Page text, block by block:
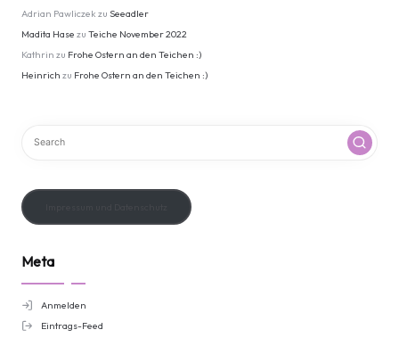
Adrian Pawliczek zu Seeadler
Madita Hase zu Teiche November 2022
Kathrin zu Frohe Ostern an den Teichen :)
Heinrich zu Frohe Ostern an den Teichen :)
Meta
Anmelden
Eintrags-Feed